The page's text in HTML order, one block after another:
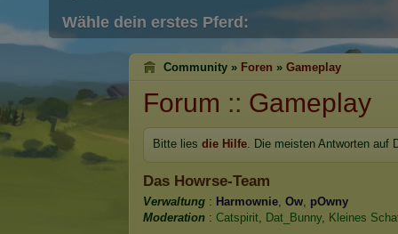
Wähle dein erstes Pferd:
Community » Foren » Gameplay
Forum :: Gameplay
Bitte lies die Hilfe. Die meisten Antworten auf
Das Howrse-Team
Verwaltung : Harmownie, Ow, pOwny
Moderation : Catspirit, Dat_Bunny, Kleines